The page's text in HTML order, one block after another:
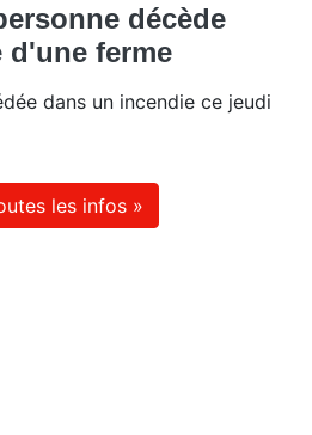
décède
ferme
dans un incendie ce jeudi
les infos »